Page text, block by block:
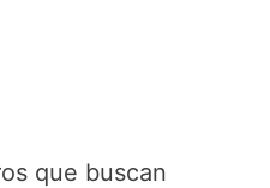
que buscan